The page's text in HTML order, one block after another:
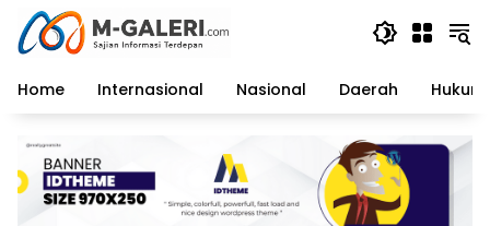
Langsung
konten
Home
Internasional Nasional Daerah